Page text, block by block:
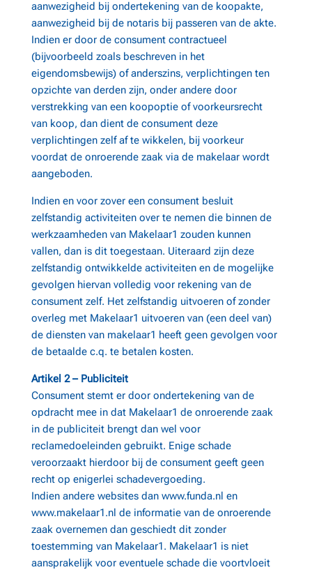
aanwezigheid bij ondertekening van de koopakte,
aanwezigheid bij de notaris bij passeren van de akte.
Indien er door de consument contractueel
(bijvoorbeeld zoals beschreven in het
eigendomsbewijs) of anderszins, verplichtingen ten
opzichte van derden zijn, onder andere door
verstrekking van een koopoptie of voorkeursrecht
van koop, dan dient de consument deze
verplichtingen zelf af te wikkelen, bij voorkeur
voordat de onroerende zaak via de makelaar wordt
aangeboden.
Indien en voor zover een consument besluit
zelfstandig activiteiten over te nemen die binnen de
werkzaamheden van Makelaar1 zouden kunnen
vallen, dan is dit toegestaan. Uiteraard zijn deze
zelfstandig ontwikkelde activiteiten en de mogelijke
gevolgen hiervan volledig voor rekening van de
consument zelf. Het zelfstandig uitvoeren of zonder
overleg met Makelaar1 uitvoeren van (een deel van)
de diensten van makelaar1 heeft geen gevolgen voor
de betaalde c.q. te betalen kosten.
Artikel 2 – Publiciteit
Consument stemt er door ondertekening van de
opdracht mee in dat Makelaar1 de onroerende zaak
in de publiciteit brengt dan wel voor
reclamedoeleinden gebruikt. Enige schade
veroorzaakt hierdoor bij de consument geeft geen
recht op enigerlei schadevergoeding.
Indien andere websites dan www.funda.nl en
www.makelaar1.nl de informatie van de onroerende
zaak overnemen dan geschiedt dit zonder
toestemming van Makelaar1. Makelaar1 is niet
aansprakelijk voor eventuele schade die voortvloeit